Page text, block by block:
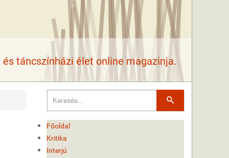
táncszínházi élet online magazinja.
Keresés
Főoldal
Kritika
Interjú